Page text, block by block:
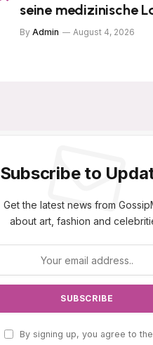
seine medizinische
By Admin August 4, 2026
Subscribe to
Get the latest news from
about art, fashion and
By signing up, you agree to